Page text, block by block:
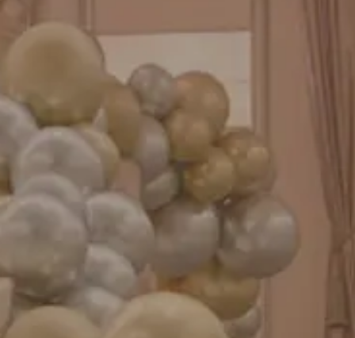
成人式バルーン特集